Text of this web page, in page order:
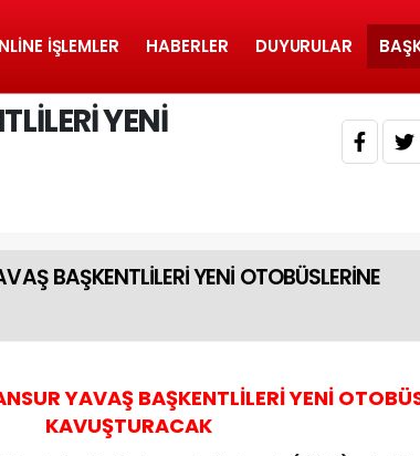
İŞLEMLER HABERLER DUYURULAR
YENİ
BAŞKENTLİLERİ YENİ OTOBÜSLERİNE
YAVAŞ BAŞKENTLİLERİ YENİ
KAVUŞTURACAK